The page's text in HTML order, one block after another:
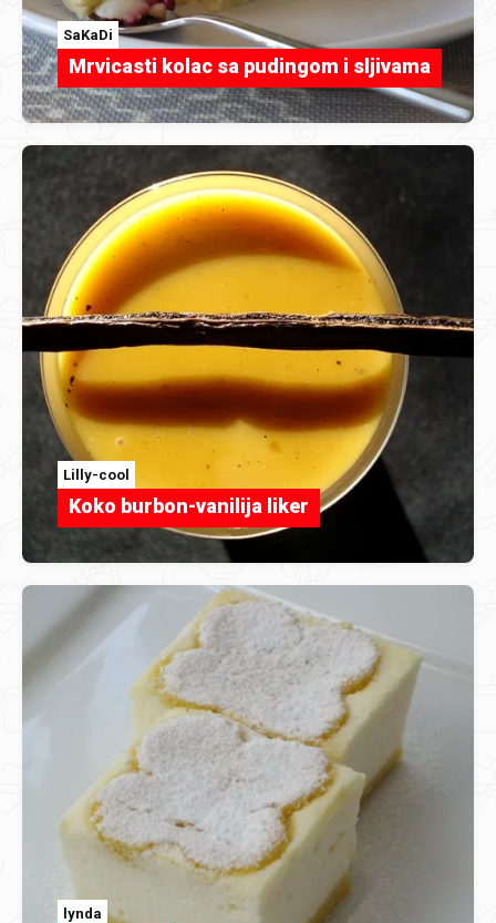
SaKaDi
Mrvicasti kolac sa pudingom i sljivama
Lilly-cool
Koko burbon-vanilija liker
lynda